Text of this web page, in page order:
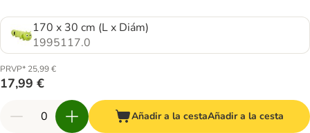
170 x 30 cm (L x Diám)
1995117.0
PRVP* 25,99 €
17,99 €
Añadir a la cestaAñadir a la cesta